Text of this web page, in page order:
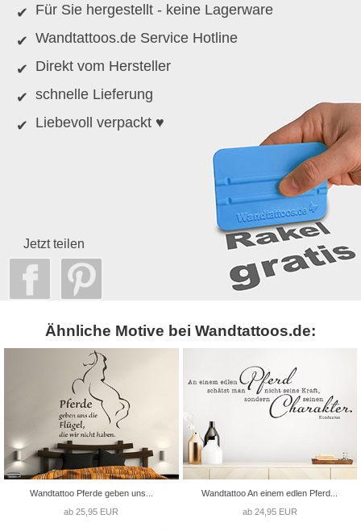
Für Sie hergestellt - keine Lagerware
Wandtattoos.de Service Hotline
Direkt vom Hersteller
schnelle Lieferung
Liebevoll verpackt ♥
Jetzt teilen
Ähnliche Motive bei Wandtattoos.de:
Wandtattoo Pferde geben uns...
ab 25,95 EUR
Wandtattoo An einem edlen Pferd...
ab 24,95 EUR